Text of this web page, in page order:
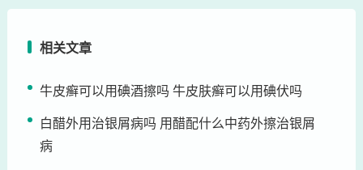
相关文章
牛皮癣可以用碘酒擦吗 牛皮肤癣可以用碘伏吗
白醋外用治银屑病吗 用醋配什么中药外擦治银屑
病